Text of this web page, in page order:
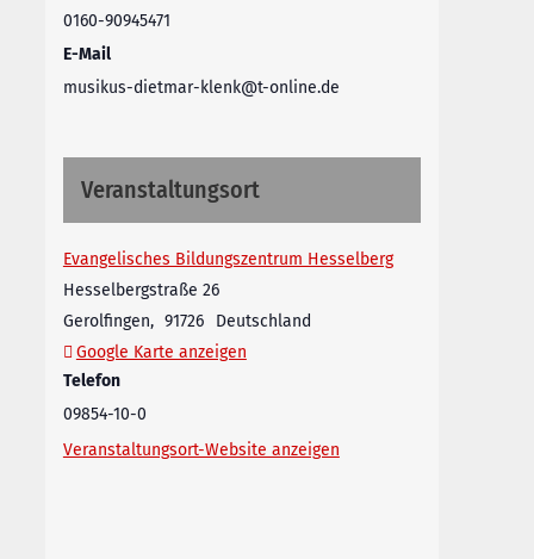
0160-90945471
E-Mail
musikus-dietmar-klenk@t-online.de
Veranstaltungsort
Evangelisches Bildungszentrum Hesselberg
Hesselbergstraße 26
Gerolfingen, 91726
Deutschland
Google Karte anzeigen
Telefon
09854-10-0
Veranstaltungsort-Website anzeigen